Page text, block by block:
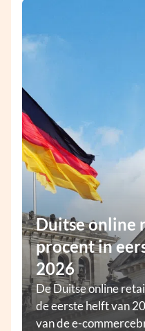
Duitse online
procent in
2026
De Duitse online
de eerste helft van
van de e-